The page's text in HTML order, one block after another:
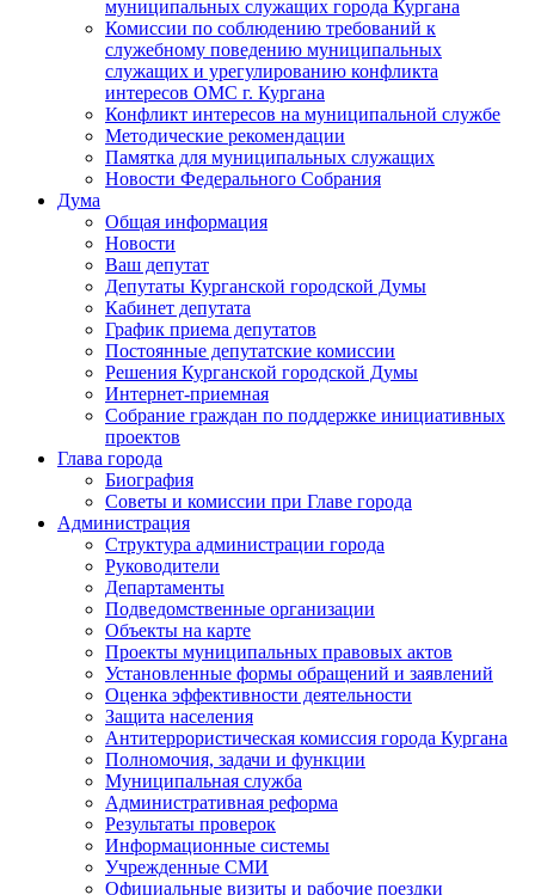
муниципальных служащих города Кургана
Комиссии по соблюдению требований к
служебному поведению муниципальных
служащих и урегулированию конфликта
интересов ОМС г. Кургана
Конфликт интересов на муниципальной службе
Методические рекомендации
Памятка для муниципальных служащих
Новости Федерального Cобрания
Дума
Общая информация
Новости
Ваш депутат
Депутаты Курганской городской Думы
Кабинет депутата
График приема депутатов
Постоянные депутатские комиссии
Решения Курганской городской Думы
Интернет-приемная
Собрание граждан по поддержке инициативных
проектов
Глава города
Биография
Советы и комиссии при Главе города
Администрация
Структура администрации города
Руководители
Департаменты
Подведомственные организации
Объекты на карте
Проекты муниципальных правовых актов
Установленные формы обращений и заявлений
Оценка эффективности деятельности
Защита населения
Антитеррористическая комиссия города Кургана
Полномочия, задачи и функции
Муниципальная служба
Административная реформа
Результаты проверок
Информационные системы
Учрежденные СМИ
Официальные визиты и рабочие поездки